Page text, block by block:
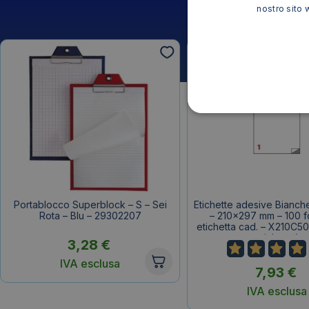
Portablocco Superblock – S – Sei
Rota – Blu – 29302207
3,28€
IVA esclusa
Etichette adesive
– 210×297 mm – 100
etichetta cad. –
etichette)
7,93€
IVA esclusa
nostro sito